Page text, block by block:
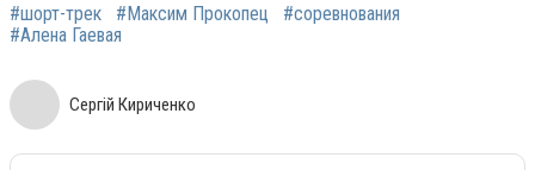
#шорт-трек #Максим Прокопец
#соревнования
#Алена Гаевая
Сергій Кириченко